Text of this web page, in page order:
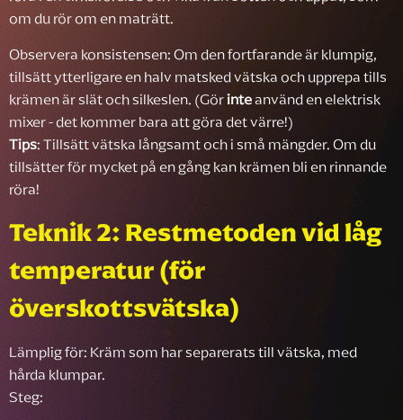
om du rör om en maträtt.
Observera konsistensen: Om den fortfarande är klumpig,
tillsätt ytterligare en halv matsked vätska och upprepa tills
krämen är slät och silkeslen. (Görinteanvänd en elektrisk
mixer - det kommer bara att göra det värre!)
Tips: Tillsätt vätska långsamt och i små mängder. Om du
tillsätter för mycket på en gång kan krämen bli en rinnande
röra!
Teknik 2: Restmetoden vid låg
temperatur (för
överskottsvätska)
Lämplig för: Kräm som har separerats till vätska, med
hårda klumpar.
Steg: